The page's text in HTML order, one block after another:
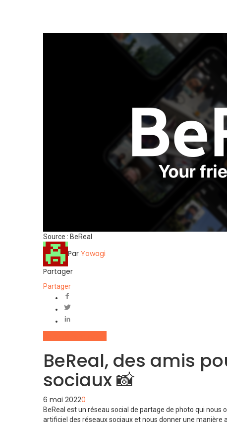
Source : BeReal
Par Yowagi
Partager
Partager
BeReal, des amis
sociaux 📸
6 mai 20220
BeReal est un réseau social de partage de photo qui
artificiel des réseaux sociaux et nous donner une manière